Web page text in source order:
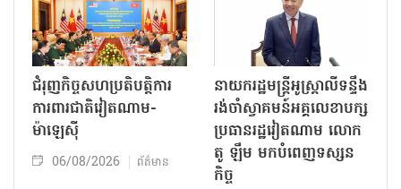
ជំរុញកិច្ចសហប្រតិបត្តិការ
ការពារជាតិវៀតណាម-
ម៉ាឡេស៊ី
06/08/2026 ព័ត៌មាន
នាយករដ្ឋមន្ត្រីអូស្ត្រាលីទន្ទឹង
រង់ចាំស្វាគមន៍អគ្គលេខាបក្ស
ប្រធានរដ្ឋវៀតណាម លោក
តូ ឡឹម មកបំពេញទស្សន
កិច្ច